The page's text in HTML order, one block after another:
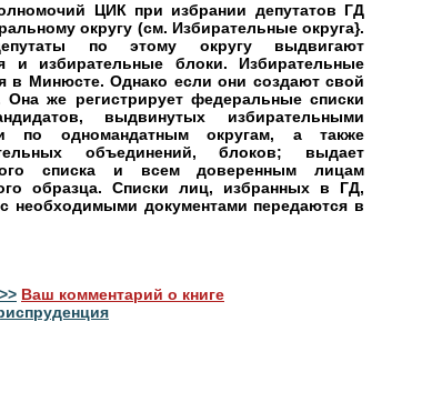
ЦИК при избрании депутатов ГД
округу (см. Избирательные округа}.
по этому округу выдвигают
и избирательные блоки. Избирательные
в Минюсте. Однако если они создают свой
Она же регистрирует федеральные списки
выдвинутых избирательными
по одномандатным округам, а также
объединений, блоков; выдает
списка и всем доверенным лицам
образца. Списки лиц, избранных в ГД,
необходимыми документами передаются в
Ваш комментарий о книге